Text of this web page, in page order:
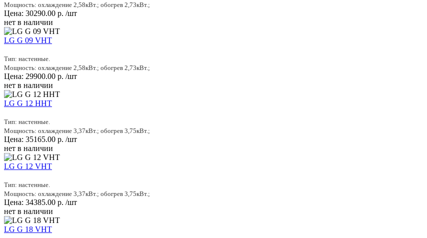
Мощность: охлаждение 2,58кВт.; обогрев 2,73кВт.;
Цена: 30290.00 р. /шт
нет в наличии
LG G 09 VHT
Тип: настенные.
Мощность: охлаждение 2,58кВт.; обогрев 2,73кВт.;
Цена: 29900.00 р. /шт
нет в наличии
LG G 12 HHT
Тип: настенные.
Мощность: охлаждение 3,37кВт.; обогрев 3,75кВт.;
Цена: 35165.00 р. /шт
нет в наличии
LG G 12 VHT
Тип: настенные.
Мощность: охлаждение 3,37кВт.; обогрев 3,75кВт.;
Цена: 34385.00 р. /шт
нет в наличии
LG G 18 VHT